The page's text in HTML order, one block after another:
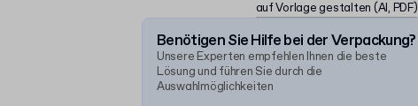
auf Vorlage gestalten (AI, PDF)
Benötigen Sie Hilfe bei der Verpackung?
Unsere Experten empfehlen Ihnen die beste
Lösung und führen Sie durch die
Auswahlmöglichkeiten